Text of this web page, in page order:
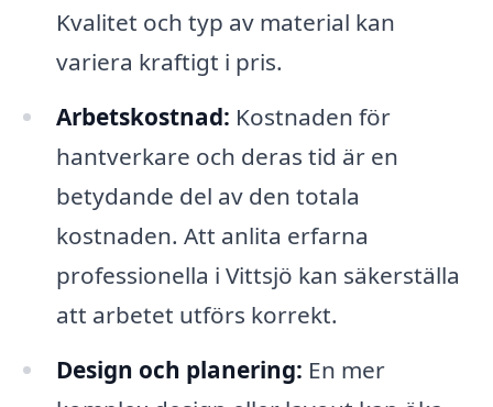
Kvalitet och typ av material kan
variera kraftigt i pris.
Arbetskostnad: Kostnaden för
hantverkare och deras tid är en
betydande del av den totala
kostnaden. Att anlita erfarna
professionella i Vittsjö kan säkerställa
att arbetet utförs korrekt.
Design och planering: En mer